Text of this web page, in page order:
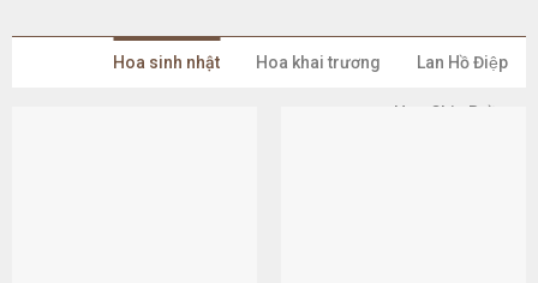
Hoa sinh nhật Hoa khai trương Lan Hồ Điệp
Hoa Chia Buồn